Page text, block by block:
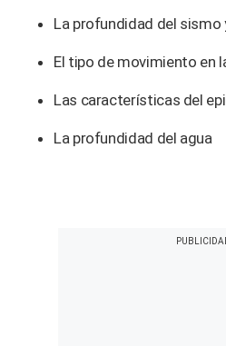
La profundidad del sismo
El tipo de movimiento en
Las características del
La profundidad del agua